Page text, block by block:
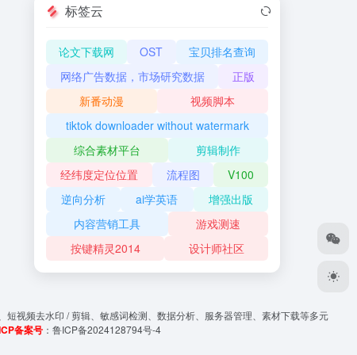
标签云
论文下载网 OST
宝贝排名查询
网络广告数据，市场研究数据
正版
新番动漫
视频脚本
tiktok downloader without watermark
综合素材平台
剪辑制作
经纬度定位位置
流程图
V100
逆向分析
ai学英语
增强出版
内容营销工具
游戏测速
按键精灵2014
设计师社区
视频去水印 / 剪辑、敏感词检测、数据分析、服务器管理、素材下载等多元
备案号 ： 鲁ICP备2024128794号-4